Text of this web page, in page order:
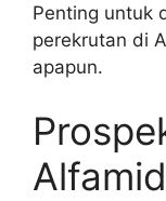
Penting untuk
perekrutan di
apapun.